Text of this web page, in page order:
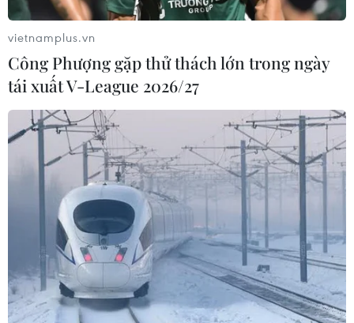
TIN CÙNG CHUYÊN MỤC
Ngoại giao kinh tế: Kiến tạo hệ sinh
thái đồng hành và thúc đẩy tự chủ
vietnamplus.vn
Công Phượng gặp thử thách lớn trong ngày
tái xuất V-League 2026/27